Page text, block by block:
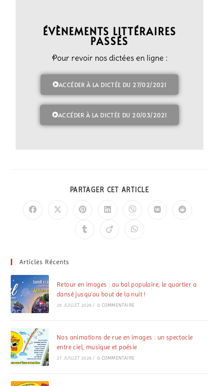
ÉVÈNEMENTS LITTÉRAIRES
PASSÉS
Pour revoir nos dictées en ligne :
ACCÉDER À LA DICTÉE DU 27/02/2021
ACCÉDER À LA DICTÉE DU 20/03/2021
PARTAGER CET ARTICLE
Articles Récents
Retour en images : au bal populaire, le quartier a
dansé jusqu’au bout de la nuit !
29 JUILLET 2026 / 0 COMMENTAIRE
Nos animations de rue en images : un spectacle
entre ciel, musique et poésie
27 JUILLET 2026 / 0 COMMENTAIRE